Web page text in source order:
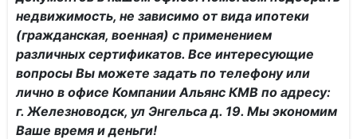
недвижимость, не зависимо от вида ипотеки
(гражданская, военная) с применением
различных сертификатов. Все интересующие
вопросы Вы можете задать по телефону или
лично в офисе Компании Альянс КМВ по адресу:
г. Железноводск, ул Энгельса д. 19. Мы экономим
Ваше время и деньги!